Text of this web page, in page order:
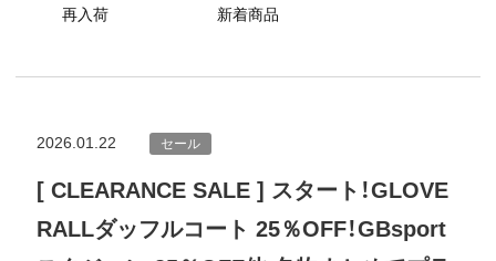
再入荷 新着商品
2026.01.22 セール
[ CLEARANCE SALE ] スタート！GLOVE
RALLダッフルコート 25％OFF！GBsport